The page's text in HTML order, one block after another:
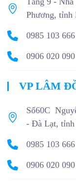
Phương, tỉnh
0985 103 666
0906 020 090
VP LÂM
Số60C
- Đà Lạt,
0985 103 666
0906 020 090